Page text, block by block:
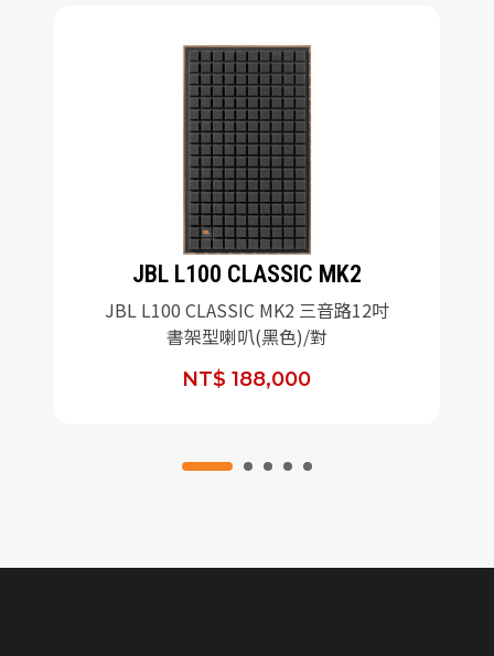
JBL L100 CLASSIC MK2
JBL L100 CLASSIC MK2 三音路12吋
書架型喇叭(黑色)/對
NT$ 188,000